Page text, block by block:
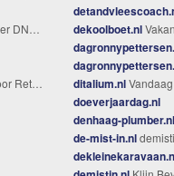
dekoolboet.nl
ditalium.nl
doeverjaardag.nl
denhaag-plumber.nl
de-mist-in.nl